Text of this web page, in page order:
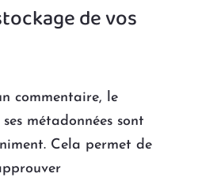
de vos
commentaire, le
métadonnées sont
Cela permet de